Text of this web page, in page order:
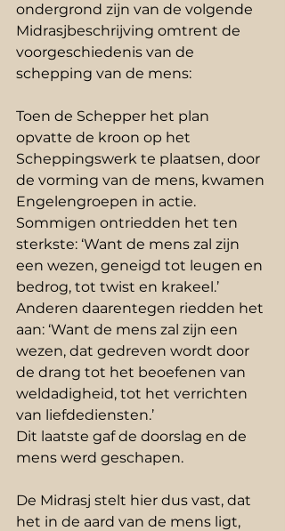
ondergrond zijn van de volgende
Midrasjbeschrijving omtrent de
voorgeschiedenis van de
schepping van de mens:
Toen de Schepper het plan
opvatte de kroon op het
Scheppingswerk te plaatsen, door
de vorming van de mens, kwamen
Engelengroepen in actie.
Sommigen ontriedden het ten
sterkste: ‘Want de mens zal zijn
een wezen, geneigd tot leugen en
bedrog, tot twist en krakeel.’
Anderen daarentegen riedden het
aan: ‘Want de mens zal zijn een
wezen, dat gedreven wordt door
de drang tot het beoefenen van
weldadigheid, tot het verrichten
van liefdediensten.’
Dit laatste gaf de doorslag en de
mens werd geschapen.
De Midrasj stelt hier dus vast, dat
het in de aard van de mens ligt,